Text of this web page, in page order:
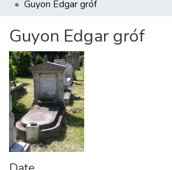
About us
Guyon Edgar gróf
Guyon Edgar gróf